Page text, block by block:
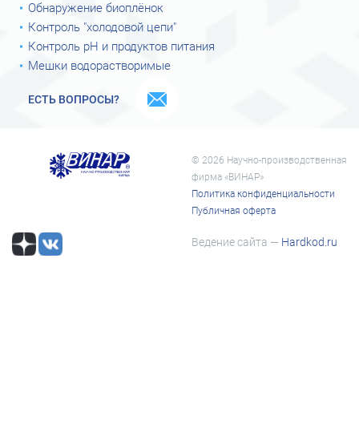
Обнаружение биоплёнок
Контроль "холодовой цепи"
Контроль рН и продуктов питания
Мешки водорастворимые
ЕСТЬ ВОПРОСЫ?
© 2026 Научно-производственная
фирма «ВИНАР»
Политика конфиденциальности
Публичная оферта
Ведение сайта — Hardkod.ru